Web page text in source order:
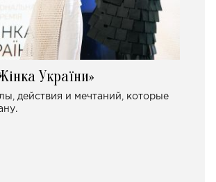
України»
действия и мечтаний, которые